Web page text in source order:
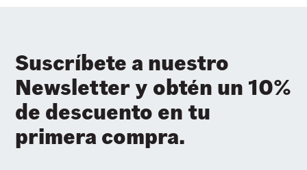
Suscríbete a nuestro
Newsletter y obtén un 10%
de descuento en tu
primera compra.